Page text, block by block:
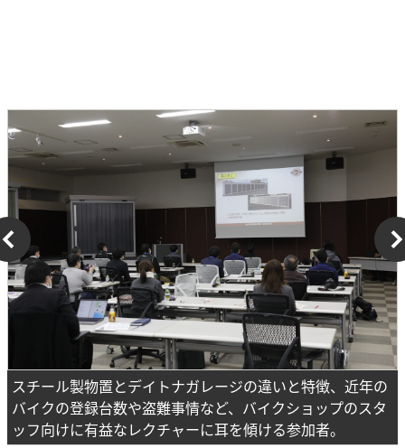
スチール製物置とデイトナガレージの違いと特徴、近年の
バイクの登録台数や盗難事情など、バイクショップのスタ
ッフ向けに有益なレクチャーに耳を傾ける参加者。